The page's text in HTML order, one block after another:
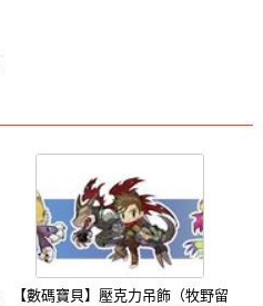
【數碼寶貝】壓克力吊飾（牧野留